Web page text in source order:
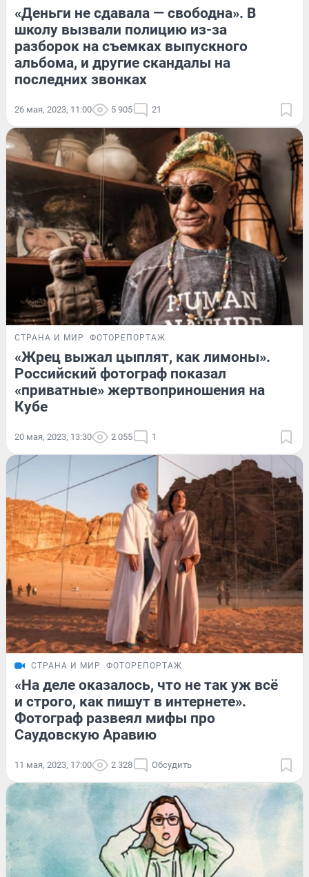
«Деньги не сдавала — свободна». В
школу вызвали полицию из-за
разборок на съемках выпускного
альбома, и другие скандалы на
последних звонках
26 мая, 2023, 11:00 5 905 21
СТРАНА И МИР ФОТОРЕПОРТАЖ
«Жрец выжал цыплят, как лимоны».
Российский фотограф показал
«приватные» жертвоприношения на
Кубе
20 мая, 2023, 13:30 2 055 1
СТРАНА И МИР ФОТОРЕПОРТАЖ
«На деле оказалось, что не так уж всё
и строго, как пишут в интернете».
Фотограф развеял мифы про
Саудовскую Аравию
11 мая, 2023, 17:00 2 328 Обсудить